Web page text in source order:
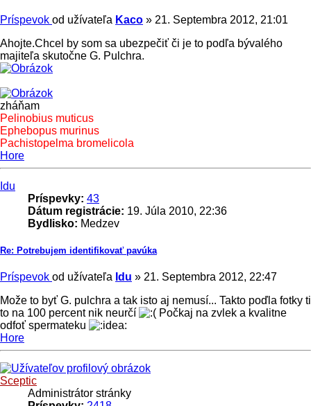
Príspevok od užívateľa Kaco » 21. Septembra 2012, 21:01
Ahojte.Chcel by som sa ubezpečiť či je to podľa bývalého
majiteľa skutočne G. Pulchra.
zháňam
Pelinobius muticus
Ephebopus murinus
Pachistopelma bromelicola
Hore
Idu
Príspevky: 43
Dátum registrácie: 19. Júla 2010, 22:36
Bydlisko: Medzev
Re: Potrebujem identifikovať pavúka
Príspevok od užívateľa Idu » 21. Septembra 2012, 22:47
Može to byť G. pulchra a tak isto aj nemusí... Takto poďla fotky ti
to na 100 percent nik neurčí
Počkaj na zvlek a kvalitne
odfoť spermateku
Hore
Sceptic
Administrátor stránky